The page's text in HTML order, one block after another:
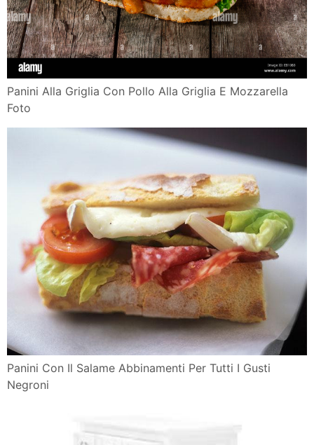
Panini Alla Griglia Con Pollo Alla Griglia E Mozzarella
Foto
Panini Con Il Salame Abbinamenti Per Tutti I Gusti
Negroni